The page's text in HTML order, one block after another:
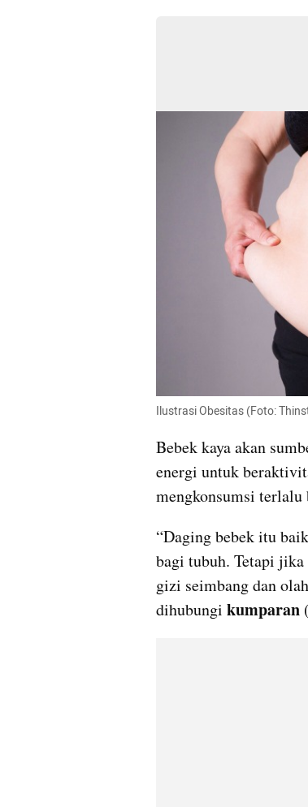
Ilustrasi Obesitas (Foto:
Bebek kaya akan
energi untuk
mengkonsumsi terlalu
“Daging bebek itu
bagi tubuh. Tetapi
gizi seimbang dan
dihubungi kumparan